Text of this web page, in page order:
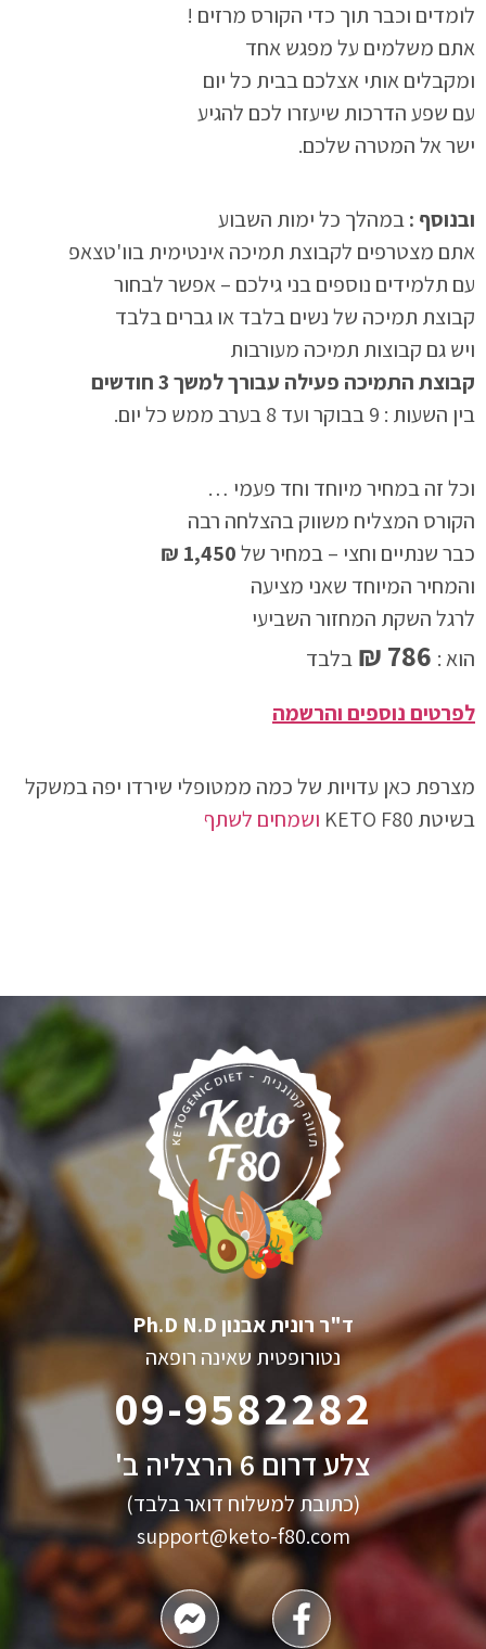
לומדים וכבר תוך כדי הקורס מרזים !
אתם משלמים על מפגש אחד
ומקבלים אותי אצלכם בבית כל יום
עם שפע הדרכות שיעזרו לכם להגיע
ישר אל המטרה שלכם.
ובנוסף :במהלך כל ימות השבוע
אתם מצטרפים לקבוצת תמיכה אינטימית בוו'טצאפ
עם תלמידים נוספים בני גילכם – אפשר לבחור
קבוצת תמיכה של נשים בלבד או גברים בלבד
ויש גם קבוצות תמיכה מעורבות
קבוצת התמיכה פעילה עבורך למשך 3 חודשים
בין השעות : 9 בבוקר ועד 8 בערב ממש כל יום.
וכל זה במחיר מיוחד וחד פעמי …
הקורס המצליח משווק בהצלחה רבה
כבר שנתיים וחצי – במחיר של1,450 ₪
והמחיר המיוחד שאני מציעה
לרגל השקת המחזור השביעי
הוא :
בלבד
לפרטים נוספים והרשמה
מצרפת כאן עדויות של כמה ממטופלי שירדו יפה במשקל
בשיטת KETO F80
ושמחים לשתף
ד"ר רונית אבנון Ph.D N.D
נטורופטית שאינה רופאה
09-9582282
צלע דרום 6 הרצליה ב'
(כתובת למשלוח דואר בלבד)
support@keto-f80.com